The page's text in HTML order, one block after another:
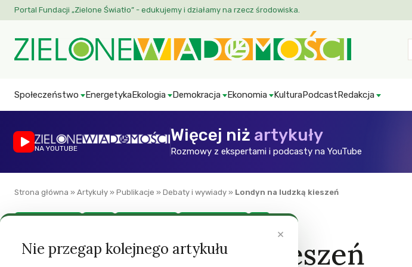
Portal Fundacji „Zielone Światło” - edukujemy i działamy na rzecz środowiska.
Społeczeństwo EnergetykaEkologia Demokracja Ekonomia KulturaPodcastRedakcja
NA YOUTUBE
Więcej niż artykuły
Rozmowy z ekspertami i podcasty na YouTube
Strona główna » Artykuły » Publikacje » Debaty i wywiady » Londyn na ludzką kieszeń
Londyn na ludzką kieszeń
×
Nie przegap kolejnego artykułu